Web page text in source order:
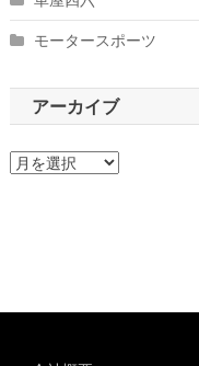
モータースポーツ
アーカイブ
ア